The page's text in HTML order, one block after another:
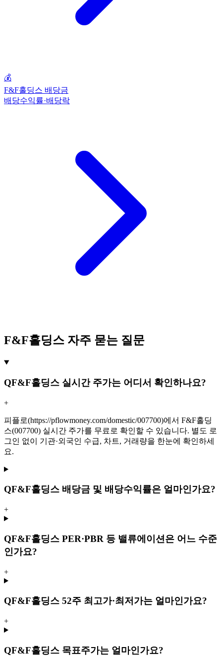
💰
F&F홀딩스 배당금
배당수익률·배당락
F&F홀딩스 자주 묻는 질문
QF&F홀딩스 실시간 주가는 어디서 확인하나요?
+
피플로(https://pflowmoney.com/domestic/007700)에서 F&F홀딩
스(007700) 실시간 주가를 무료로 확인할 수 있습니다. 별도 로
그인 없이 기관·외국인 수급, 차트, 거래량을 한눈에 확인하세
요.
QF&F홀딩스 배당금 및 배당수익률은 얼마인가요?
+
QF&F홀딩스 PER·PBR 등 밸류에이션은 어느 수준
인가요?
+
QF&F홀딩스 52주 최고가·최저가는 얼마인가요?
+
QF&F홀딩스 목표주가는 얼마인가요?